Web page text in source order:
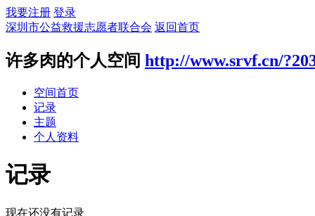
我要注册 登录
深圳市公益救援志愿者联合会 返回首页
许多肉的个人空间 http://www.srvf.cn/
空间首页
记录
主题
个人资料
记录
现在还没有记录